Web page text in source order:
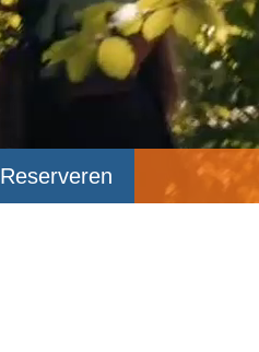
Reserveren